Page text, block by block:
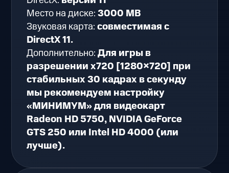
Место на диске:3000 MB
Звуковая карта:совместимая с
DirectX 11.
Дополнительно:Для игры в
разрешении х720 [1280×720] при
стабильных 30 кадрах в секунду
мы рекомендуем настройку
«МИНИМУМ» для видеокарт
Radeon HD 5750, NVIDIA GeForce
GTS 250 или Intel HD 4000 (или
лучше).